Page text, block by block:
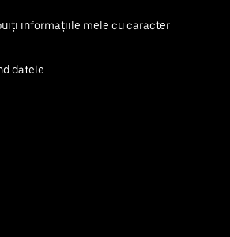
informațiile mele cu caracter
datele